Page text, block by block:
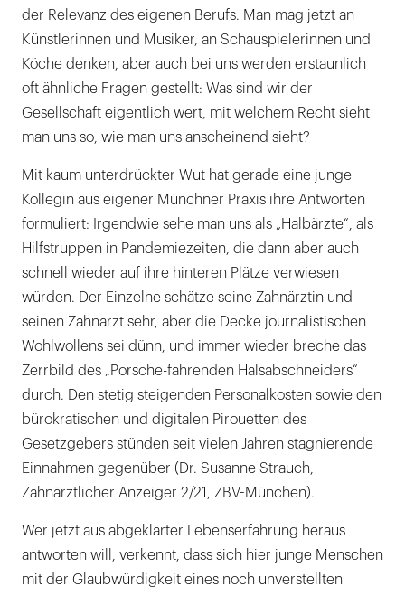
der Relevanz des eigenen Berufs. Man mag jetzt an
Künstlerinnen und Musiker, an Schauspielerinnen und
Köche denken, aber auch bei uns werden erstaunlich
oft ähnliche Fragen gestellt: Was sind wir der
Gesellschaft eigentlich wert, mit welchem Recht sieht
man uns so, wie man uns anscheinend sieht?
Mit kaum unterdrückter Wut hat gerade eine junge
Kollegin aus eigener Münchner Praxis ihre Antworten
formuliert: Irgendwie sehe man uns als „Halbärzte“, als
Hilfstruppen in Pandemiezeiten, die dann aber auch
schnell wieder auf ihre hinteren Plätze verwiesen
würden. Der Einzelne schätze seine Zahnärztin und
seinen Zahnarzt sehr, aber die Decke journalistischen
Wohlwollens sei dünn, und immer wieder breche das
Zerrbild des „Porsche-fahrenden Halsabschneiders“
durch. Den stetig steigenden Personalkosten sowie den
bürokratischen und digitalen Pirouetten des
Gesetzgebers stünden seit vielen Jahren stagnierende
Einnahmen gegenüber (Dr. Susanne Strauch,
Zahnärztlicher Anzeiger 2/21, ZBV-München).
Wer jetzt aus abgeklärter Lebenserfahrung heraus
antworten will, verkennt, dass sich hier junge Menschen
mit der Glaubwürdigkeit eines noch unverstellten